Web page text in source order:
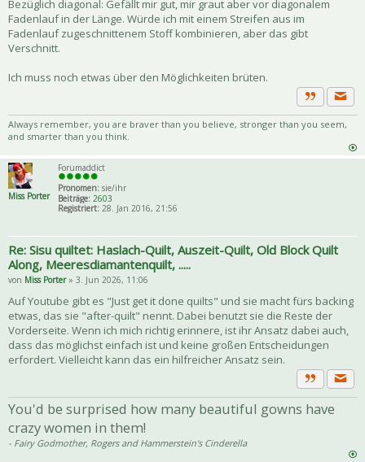
Bezüglich diagonal: Gefällt mir gut, mir graut aber vor diagonalem
Fadenlauf in der Länge. Würde ich mit einem Streifen aus im
Fadenlauf zugeschnittenem Stoff kombinieren, aber das gibt
Verschnitt.
Ich muss noch etwas über den Möglichkeiten brüten.
Zitat
Always remember, you are braver than you believe, stronger than you seem,
and smarter than you think.
Miss Porter
Forumaddict
Pronomen: sie/ihr
Beiträge: 2603
Registriert: 28. Jan 2016, 21:56
Re: Sisu quiltet: Haslach-Quilt, Auszeit-Quilt, Old Block Quilt
Along, Meeresdiamantenquilt, .....
von Miss Porter» 3. Jun 2026, 11:06
Auf Youtube gibt es "Just get it done quilts" und sie macht fürs backing
etwas, das sie "after-quilt" nennt. Dabei benutzt sie die Reste der
Vorderseite. Wenn ich mich richtig erinnere, ist ihr Ansatz dabei auch,
dass das möglichst einfach ist und keine großen Entscheidungen
erfordert. Vielleicht kann das ein hilfreicher Ansatz sein.
Zitat
You'd be surprised how many beautiful gowns have
crazy women in them!
- Fairy Godmother, Rogers and Hammerstein's Cinderella